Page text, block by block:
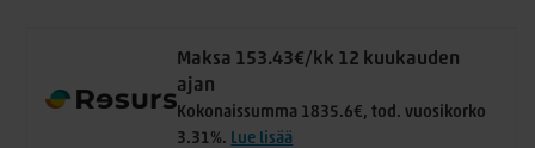
Maksa 153.43€/kk 12 kuukauden
ajan
Kokonaissumma 1835.6€, tod. vuosikorko
3.31%. Lue lisää